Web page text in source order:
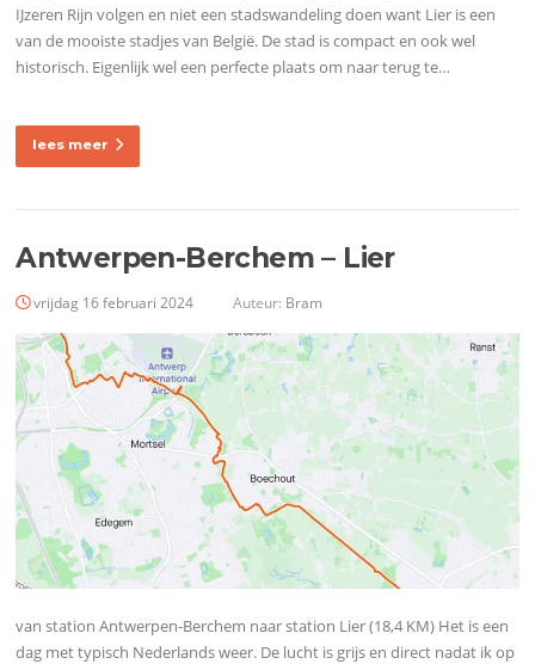
IJzeren Rijn volgen en niet een stadswandeling doen want Lier is een
van de mooiste stadjes van België. De stad is compact en ook wel
historisch. Eigenlijk wel een perfecte plaats om naar terug te…
lees meer
Antwerpen-Berchem – Lier
vrijdag 16 februari 2024 Auteur: Bram
van station Antwerpen-Berchem naar station Lier (18,4 KM) Het is een
dag met typisch Nederlands weer. De lucht is grijs en direct nadat ik op